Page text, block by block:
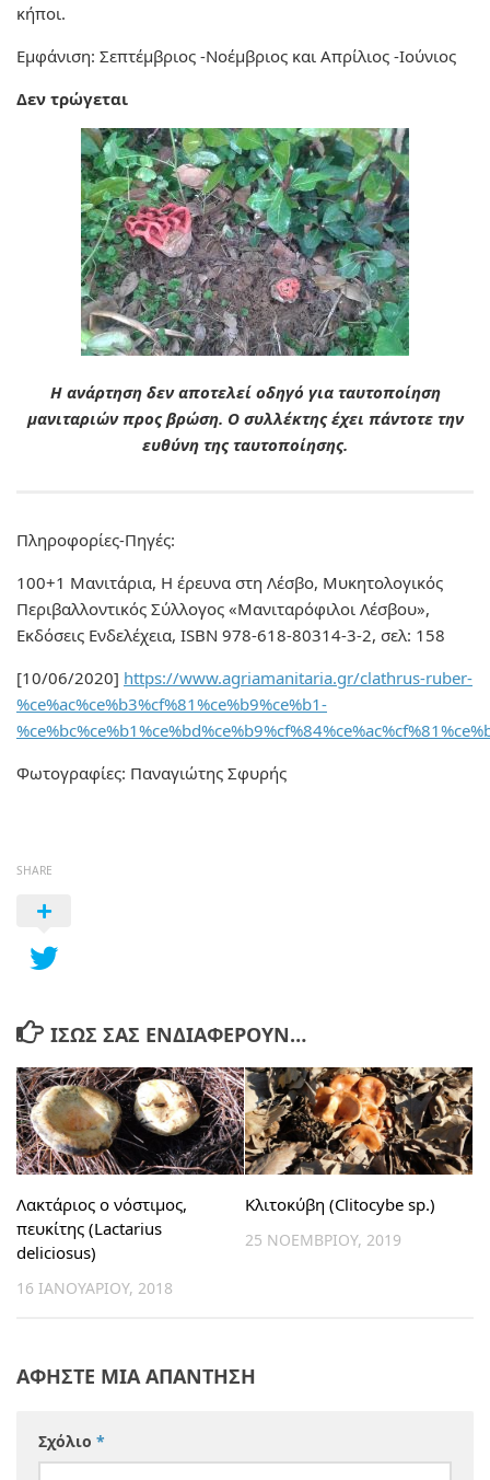
κήποι.
Εμφάνιση: Σεπτέμβριος -Νοέμβριος και Απρίλιος -Ιούνιος
Δεν τρώγεται
Η ανάρτηση δεν αποτελεί οδηγό για ταυτοποίηση
μανιταριών προς βρώση. Ο συλλέκτης έχει πάντοτε την
ευθύνη της ταυτοποίησης.
Πληροφορίες-Πηγές:
100+1 Μανιτάρια, Η έρευνα στη Λέσβο, Μυκητολογικός
Περιβαλλοντικός Σύλλογος «Μανιταρόφιλοι Λέσβου»,
Εκδόσεις Ενδελέχεια, ISBN 978-618-80314-3-2, σελ: 158
[10/06/2020] https://www.agriamanitaria.gr/clathrus-ruber-
%ce%ac%ce%b3%cf%81%ce%b9%ce%b1-
Φωτογραφίες: Παναγιώτης Σφυρής
SHARE
ΊΣΩΣ ΣΑΣ ΕΝΔΙΑΦΈΡΟΥΝ…
Λακτάριος ο νόστιμος,
πευκίτης (Lactarius
deliciosus)
16 ΙΑΝΟΥΑΡΊΟΥ, 2018
Κλιτοκύβη (Clitocybe sp.)
25 ΝΟΕΜΒΡΊΟΥ, 2019
ΑΦΉΣΤΕ ΜΙΑ ΑΠΆΝΤΗΣΗ
Σχόλιο *